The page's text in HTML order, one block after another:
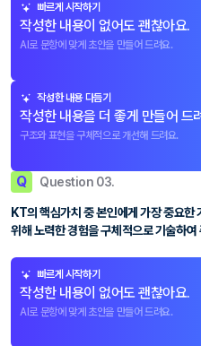
빠르게 시작하기
작성한 내용이 없어도 괜찮아요.
AI로 문항에 맞게 초안을 만들어 드려요.
작성한 내용 다듬기
작성한 내용을 더 좋게 만들어 드
구조와 표현을 구체적으로 개선해 드려요.
Q Question 03.
KT의 핵심가치 중 본인에게 가장 중요한
위해 노력한 경험을 구체적으로 기술하여
빠르게 시작하기
작성한 내용이 없어도 괜찮아요.
AI로 문항에 맞게 초안을 만들어 드려요.